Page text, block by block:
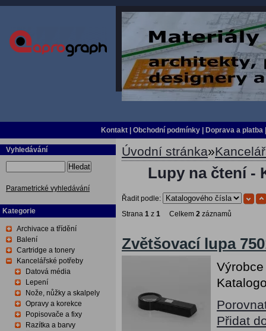
Kontakt Obchodní podmínky Doprava a platba
Vyhledávání
Hledat
Parametrické vyhledávání
Kategorie
Archivace a třídění
Balení
Cartridge a tonery
Kancelářské potřeby
Datová média
Lepení
Nože, nůžky a skalpely
Opravy a korekce
Popisovače a fixy
Razítka a barvy
Úvodní stránka»
Lupy na čtení -
Řadit podle:
Strana 1 z 1 Celkem 2 záznamů
Zvětšovací lupa
Přidat